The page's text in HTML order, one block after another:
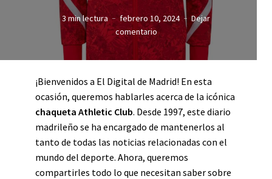
3 min lectura febrero 10, 2024
Dejar
comentario
¡Bienvenidos a El Digital de Madrid! En esta
ocasión, queremos hablarles acerca de la icónica
chaqueta Athletic Club. Desde 1997, este diario
madrileño se ha encargado de mantenerlos al
tanto de todas las noticias relacionadas con el
mundo del deporte. Ahora, queremos
compartirles todo lo que necesitan saber sobre